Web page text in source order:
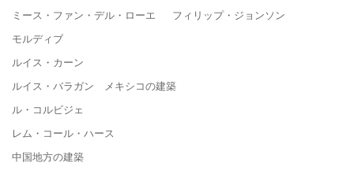
ミース・ファン・デル・ローエ フィリップ・ジョンソン
モルディブ
ルイス・カーン
ルイス・バラガン メキシコの建築
ル・コルビジェ
レム・コール・ハース
中国地方の建築